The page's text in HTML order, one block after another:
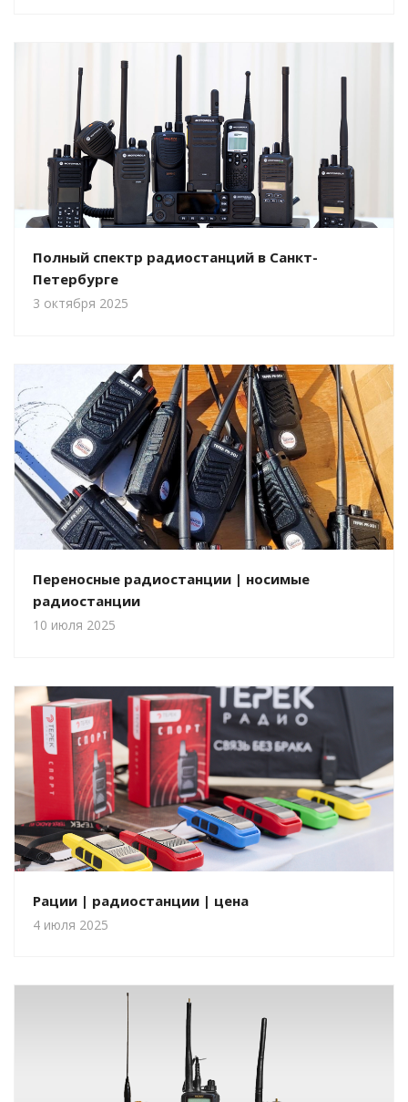
Полный спектр радиостанций в Санкт-
Петербурге
3 октября 2025
Переносные радиостанции | носимые
радиостанции
10 июля 2025
Рации | радиостанции | цена
4 июля 2025